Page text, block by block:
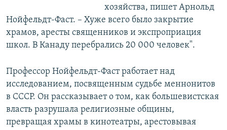
хозяйства, пишет Арнольд
Нойфельдт-Фаст. – Хуже всего было закрытие
храмов, аресты священников и экспроприация
школ. В Канаду перебрались 20 000 человек".
Профессор Нойфельдт-Фаст работает над
исследованием, посвященным судьбе меннонитов
в СССР. Он рассказывает о том, как большевистская
власть разрушала религиозные общины,
превращая храмы в кинотеатры, арестовывая